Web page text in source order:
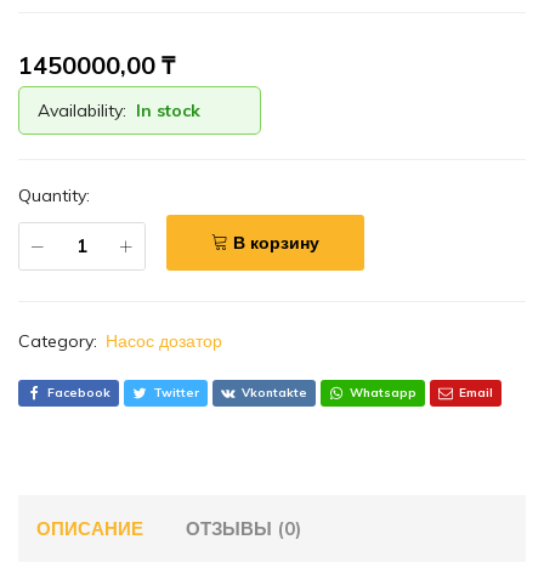
1450000,00 ₸
Availability: In stock
Quantity:
В корзину
Category: Насос дозатор
Facebook Twitter Vkontakte Whatsapp Email
ОПИСАНИЕ ОТЗЫВЫ (0)